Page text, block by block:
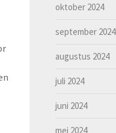
oktober 2024
september 2024
augustus 2024
juli 2024
juni 2024
mei 2024